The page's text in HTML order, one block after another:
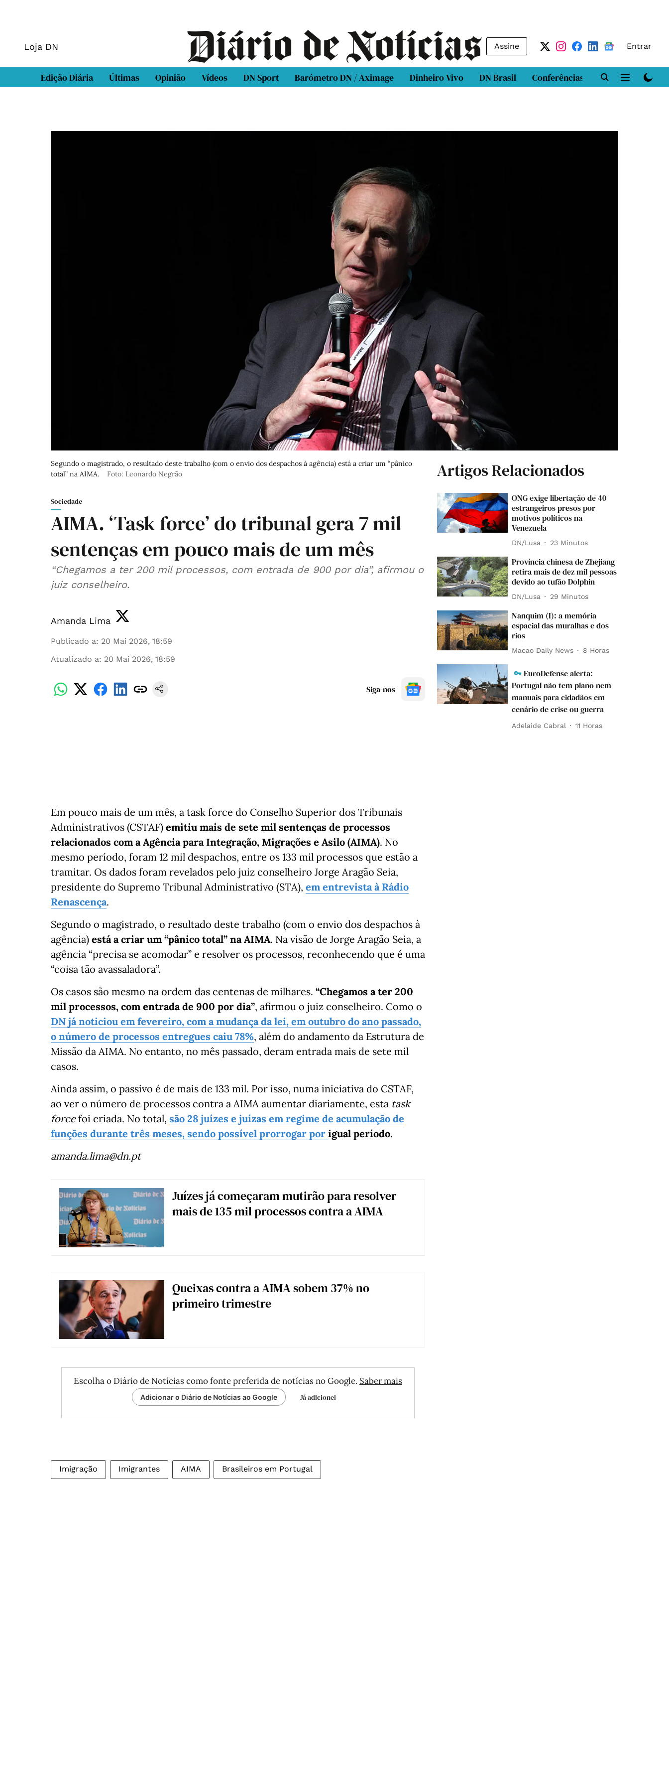
Loja DN Assine Entrar
Edição Diária Últimas Opinião Vídeos DN Sport Barómetro DN / Aximage Dinheiro Vivo DN Brasil Conferências DN LAB
Segundo o magistrado, o resultado deste trabalho (com o envio dos despachos à agência) está a criar um “pânico
total” na AIMA.
Foto: Leonardo Negrão
Sociedade
AIMA. ‘Task force’ do tribunal gera 7 mil
sentenças em pouco mais de um mês
“Chegamos a ter 200 mil processos, com entrada de 900 por dia”, afirmou o
juiz conselheiro.
Amanda Lima
Publicado a: 20 Mai 2026, 18:59
Atualizado a: 20 Mai 2026, 18:59
Siga-nos
Em pouco mais de um mês, a task force do Conselho Superior dos Tribunais
Administrativos (CSTAF) emitiu mais de sete mil sentenças de processos
relacionados com a Agência para Integração, Migrações e Asilo (AIMA). No
mesmo período, foram 12 mil despachos, entre os 133 mil processos que estão a
tramitar. Os dados foram revelados pelo juiz conselheiro Jorge Aragão Seia,
presidente do Supremo Tribunal Administrativo (STA), em entrevista à Rádio
Renascença.
Segundo o magistrado, o resultado deste trabalho (com o envio dos despachos à
agência) está a criar um “pânico total” na AIMA. Na visão de Jorge Aragão Seia, a
agência “precisa se acomodar” e resolver os processos, reconhecendo que é uma
“coisa tão avassaladora”.
Os casos são mesmo na ordem das centenas de milhares. “Chegamos a ter 200
mil processos, com entrada de 900 por dia”, afirmou o juiz conselheiro. Como o
DN já noticiou em fevereiro, com a mudança da lei, em outubro do ano passado,
o número de processos entregues caiu 78%, além do andamento da Estrutura de
Missão da AIMA. No entanto, no mês passado, deram entrada mais de sete mil
casos.
Ainda assim, o passivo é de mais de 133 mil. Por isso, numa iniciativa do CSTAF,
ao ver o número de processos contra a AIMA aumentar diariamente, esta task
forcefoi criada. No total, são 28 juízes e juízas em regime de acumulação de
funções durante três meses, sendo possível prorrogar por igual período.
amanda.lima@dn.pt
Juízes já começaram mutirão para resolver
mais de 135 mil processos contra a AIMA
Queixas contra a AIMA sobem 37% no
primeiro trimestre
Escolha o Diário de Notícias como fonte preferida de notícias no Google. Saber mais
Adicionar o Diário de Notícias ao Google Já adicionei
Imigração Imigrantes AIMA Brasileiros em Portugal
Artigos Relacionados
ONG exige libertação de 40
estrangeiros presos por
motivos políticos na
Venezuela
DN/Lusa 23 Minutos
Província chinesa de Zhejiang
retira mais de dez mil pessoas
devido ao tufão Dolphin
DN/Lusa 29 Minutos
Nanquim (I): a memória
espacial das muralhas e dos
rios
Macao Daily News 8 Horas
EuroDefense alerta:
Portugal não tem plano nem
manuais para cidadãos em
cenário de crise ou guerra
Adelaide Cabral 11 Horas